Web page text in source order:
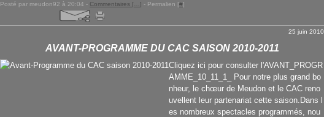
Posté par meudon92 à 20:04 - Commentaires [ ] - Permalien [#]
25 juin 2010
AVANT-PROGRAMME DU CAC SAISON 2010-2011
Cliquez ici pour consulter l'AVANT_PROGR
AMME_10_11_1_ Pour notre plus grand bo
nheur, le chœur de Meudon et le CAC reno
uvellent leur partenariat cette saison.Dans l
es nombreux spectacles programmés, nou